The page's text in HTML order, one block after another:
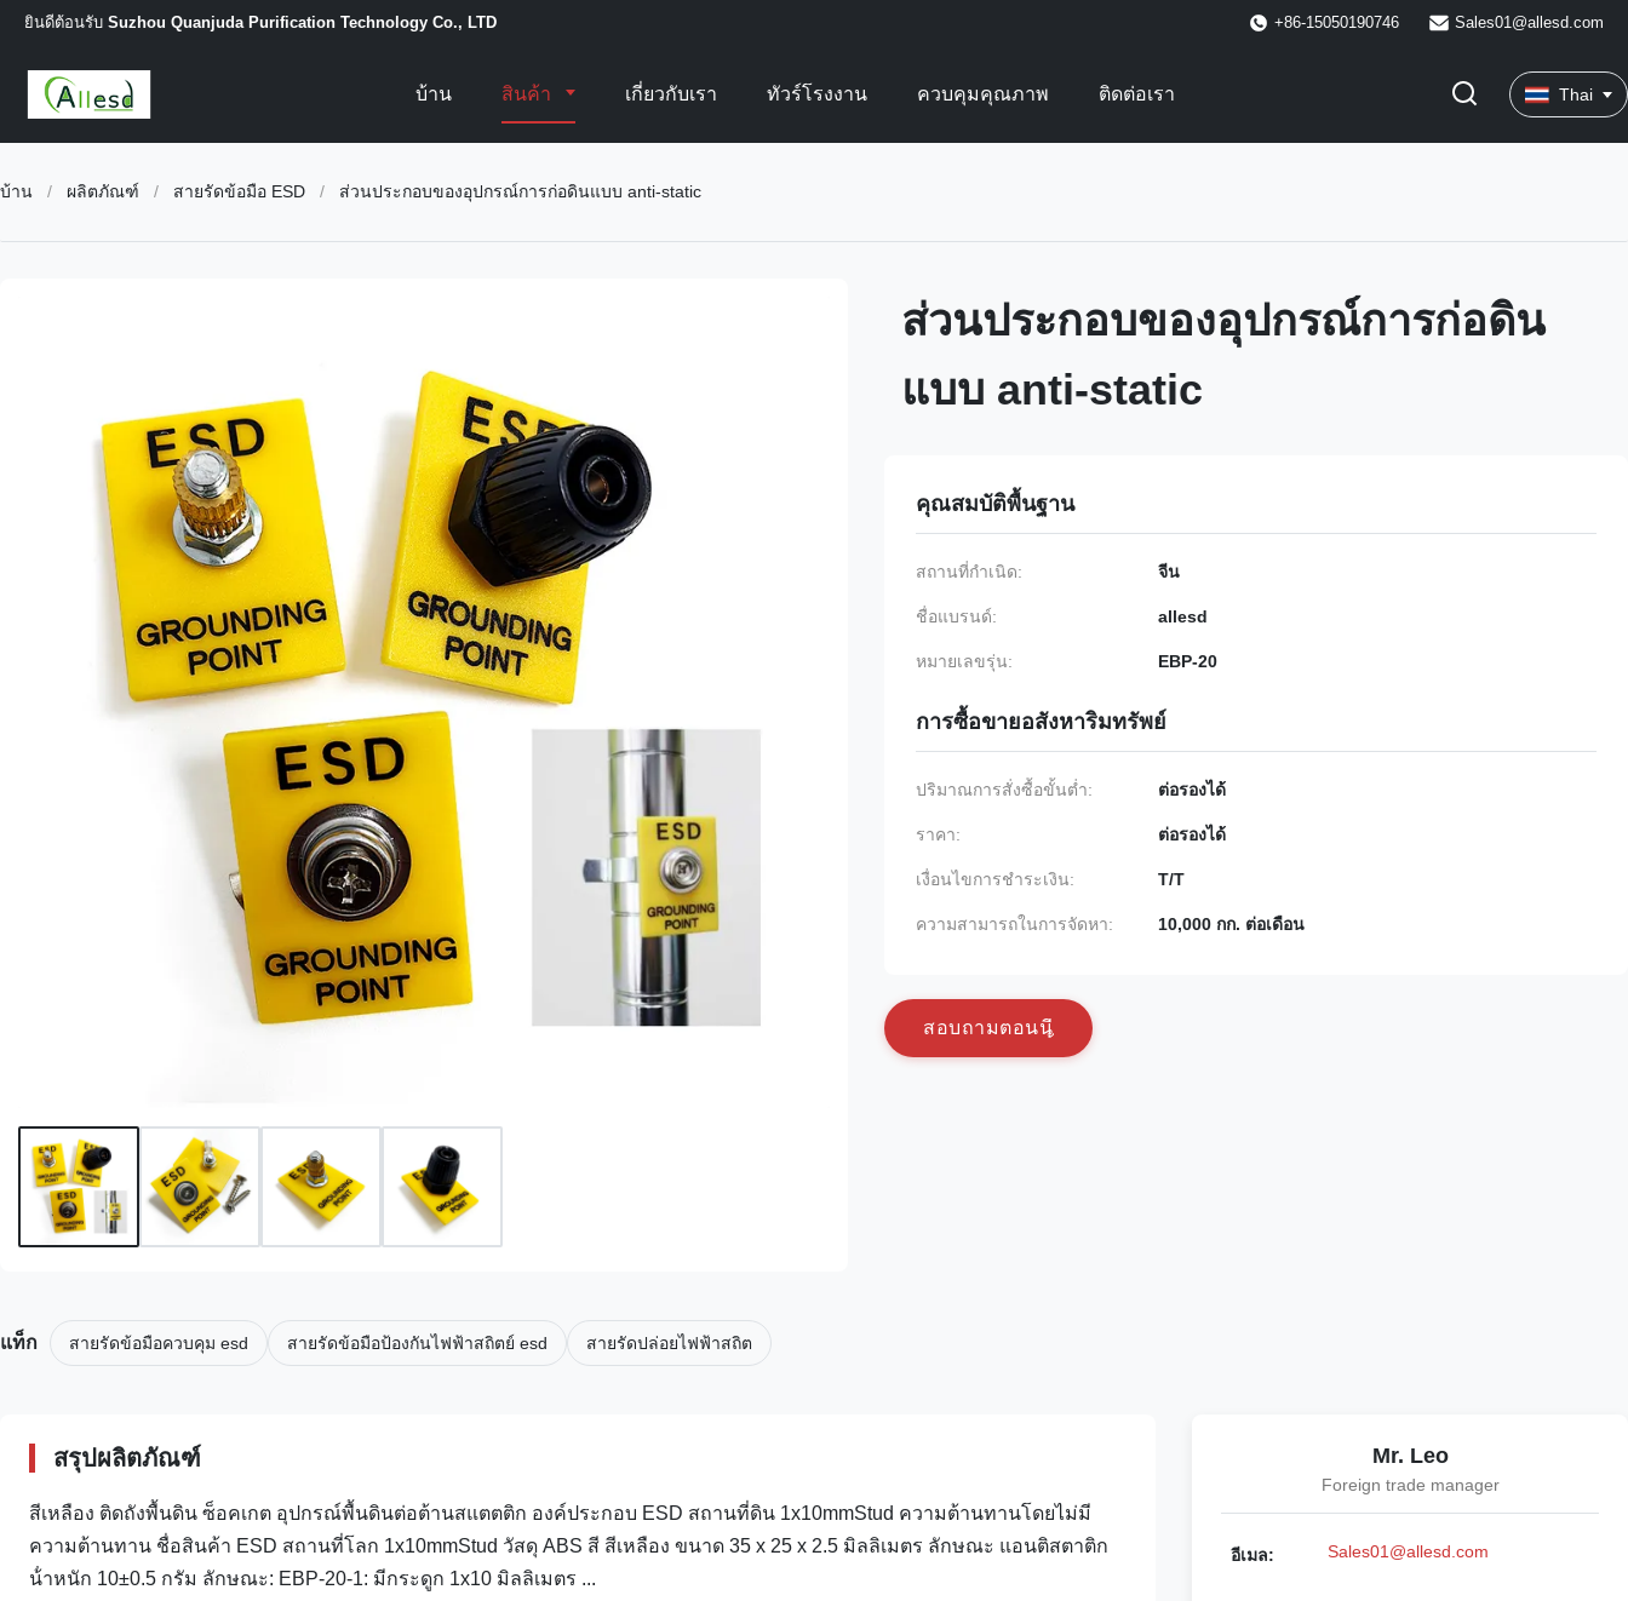
ยินดีต้อนรับ Suzhou Quanjuda Purification Technology Co., LTD +86-15050190746 Sales01@allesd.com
บ้าน สินค้า เกี่ยวกับเรา ทัวร์โรงงาน ควบคุมคุณภาพ ติดต่อเรา Thai
บ้าน / ผลิตภัณฑ์ / สายรัดข้อมือ ESD / ส่วนประกอบของอุปกรณ์การก่อดินแบบ anti-static
ส่วนประกอบของอุปกรณ์การก่อดิน
แบบ anti-static
คุณสมบัติพื้นฐาน
สถานที่กำเนิด: จีน
ชื่อแบรนด์: allesd
หมายเลขรุ่น: EBP-20
การซื้อขายอสังหาริมทรัพย์
ปริมาณการสั่งซื้อขั้นต่ำ: ต่อรองได้
ราคา: ต่อรองได้
เงื่อนไขการชำระเงิน: T/T
ความสามารถในการจัดหา: 10,000 กก. ต่อเดือน
สอบถามตอนน
แท็ก สายรัดข้อมือควบคุม esd สายรัดข้อมือป้องกันไฟฟ้าสถิตย์ esd สายรัดปล่อยไฟฟ้าสถิต
สรุปผลิตภัณฑ์
สีเหลือง ติดถังพื้นดิน ซ็อคเกต อุปกรณ์พื้นดินต่อต้านสแตตติก องค์ประกอบ ESD สถานที่ดิน 1x10mmStud ความต้านทานโดยไม่มี
ความต้านทาน ชื่อสินค้า ESD สถานที่โลก 1x10mmStud วัสดุ ABS สี สีเหลือง ขนาด 35 x 25 x 2.5 มิลลิเมตร ลักษณะ แอนติสตาติก
น้ําหนัก 10±0.5 กรัม ลักษณะ: EBP-20-1: มีกระดูก 1x10 มิลลิเมตร ...
Mr. Leo
Foreign trade manager
อีเมล: Sales01@allesd.com